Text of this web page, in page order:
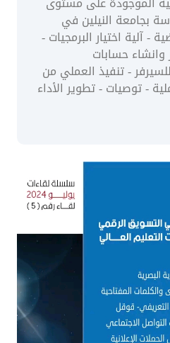
بجامعة النيلين في
- آلية اختيار البرمجيات -
وانشاء حسابات
- تنفيذ العملي من
- توصيات - تطوير الأداء